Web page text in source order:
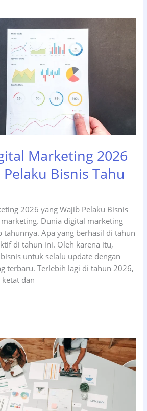
Marketing 2026
Bisnis Tahu
2026 yang Wajib Pelaku Bisnis
Dunia digital marketing
tahunnya. Apa yang berhasil di tahun
di tahun ini. Oleh karena itu,
untuk selalu update dengan
terbaru. Terlebih lagi di tahun 2026,
dan